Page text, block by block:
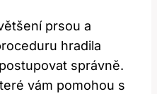
prsou a
hradila
správně.
vám pomohou s